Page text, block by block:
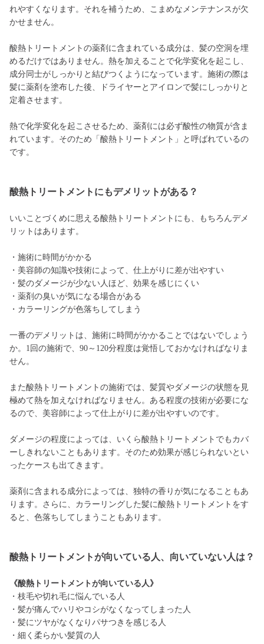
れやすくなります。それを補うため、こまめなメンテナンスが欠
かせません。
酸熱トリートメントの薬剤に含まれている成分は、髪の空洞を埋
めるだけではありません。熱を加えることで化学変化を起こし、
成分同士がしっかりと結びつくようになっています。施術の際は
髪に薬剤を塗布した後、ドライヤーとアイロンで髪にしっかりと
定着させます。
熱で化学変化を起こさせるため、薬剤には必ず酸性の物質が含ま
れています。そのため「酸熱トリートメント」と呼ばれているの
です。
酸熱トリートメントにもデメリットがある？
いいことづくめに思える酸熱トリートメントにも、もちろんデメ
リットはあります。
・施術に時間がかかる
・美容師の知識や技術によって、仕上がりに差が出やすい
・髪のダメージが少ない人ほど、効果を感じにくい
・薬剤の臭いが気になる場合がある
・カラーリングが色落ちしてしまう
一番のデメリットは、施術に時間がかかることではないでしょう
か。1回の施術で、90～120分程度は覚悟しておかなければなりま
せん。
また酸熱トリートメントの施術では、髪質やダメージの状態を見
極めて熱を加えなければなりません。ある程度の技術が必要にな
るので、美容師によって仕上がりに差が出やすいのです。
ダメージの程度によっては、いくら酸熱トリートメントでもカバ
ーしきれないこともあります。そのため効果が感じられないとい
ったケースも出てきます。
薬剤に含まれる成分によっては、独特の香りが気になることもあ
ります。さらに、カラーリングした髪に酸熱トリートメントをす
ると、色落ちしてしまうこともあります。
酸熱トリートメントが向いている人、向いていない人は？
《酸熱トリートメントが向いている人》
・枝毛や切れ毛に悩んでいる人
・髪が痛んでハリやコシがなくなってしまった人
・髪にツヤがなくなりパサつきを感じる人
・細く柔らかい髪質の人